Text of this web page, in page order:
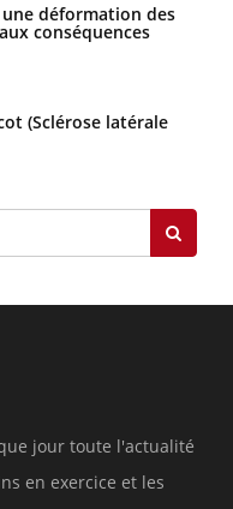
déformation des
conséquences
(Sclérose latérale
jour toute l'actualité
en exercice et les